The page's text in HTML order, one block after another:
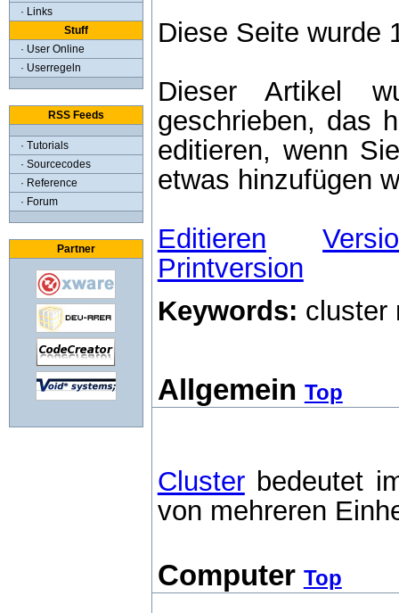
· Links
Stuff
· User Online
· Userregeln
RSS Feeds
· Tutorials
· Sourcecodes
· Reference
· Forum
Partner
Diese Seite wurde
Dieser Artikel
geschrieben, das
editieren, wenn
etwas hinzufügen
Editieren
Printversion
Keywords: cluster
Allgemein Top
Clusterbedeutet
von mehreren
Computer Top